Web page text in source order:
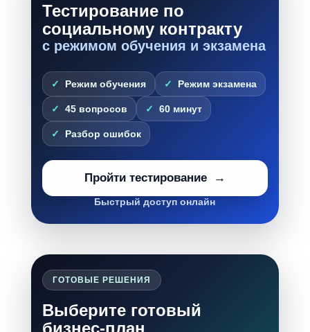
Тестирование по
социальному контракту
с режимом обучения и экзамена
Режим обучения Режим экзамена
45 вопросов 60 минут
Разбор ошибок
Пройти тестирование
Быстрый доступ онлайн
ГОТОВЫЕ РЕШЕНИЯ
Выберите готовый
бизнес-план